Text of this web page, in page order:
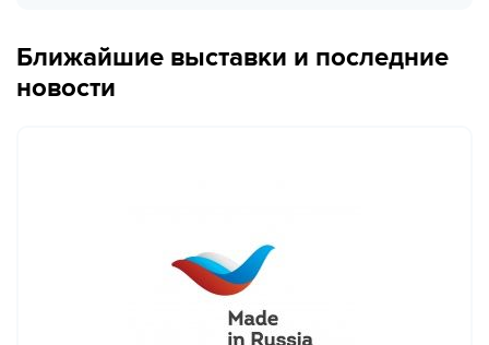
Ближайшие выставки и последние
новости